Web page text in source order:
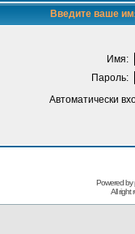
Введите ваше
Имя:
Пароль:
Автоматически
Powered
All right